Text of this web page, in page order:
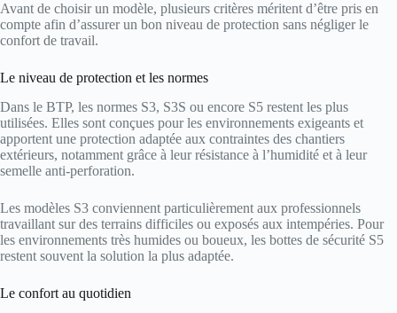
Avant de choisir un modèle, plusieurs critères méritent d’être pris en
compte afin d’assurer un bon niveau de protection sans négliger le
confort de travail.
Le niveau de protection et les normes
Dans le BTP, les normes S3, S3S ou encore S5 restent les plus
utilisées. Elles sont conçues pour les environnements exigeants et
apportent une protection adaptée aux contraintes des chantiers
extérieurs, notamment grâce à leur résistance à l’humidité et à leur
semelle anti-perforation.
Les modèles S3 conviennent particulièrement aux professionnels
travaillant sur des terrains difficiles ou exposés aux intempéries. Pour
les environnements très humides ou boueux, les bottes de sécurité S5
restent souvent la solution la plus adaptée.
Le confort au quotidien